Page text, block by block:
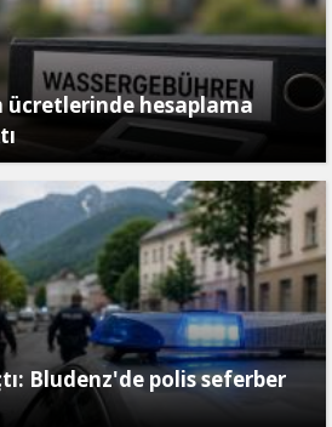
ücretlerinde hesaplama
Bludenz'de polis seferber